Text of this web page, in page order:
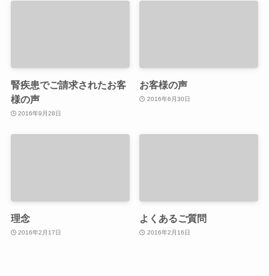
腎疾患でご請求されたお客
様の声
2016年9月28日
お客様の声
2016年6月30日
理念
2016年2月17日
よくあるご質問
2016年2月16日